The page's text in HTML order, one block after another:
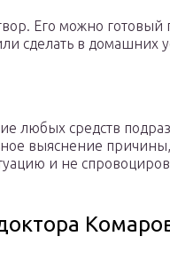
Его можно готовый
сделать в домашних
любых средств
выяснение
и не